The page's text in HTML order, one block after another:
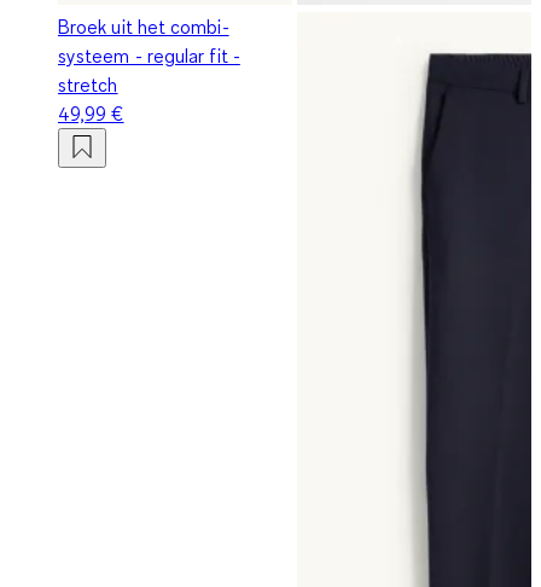
Broek uit het combi-
systeem - regular fit -
stretch
49,99 €